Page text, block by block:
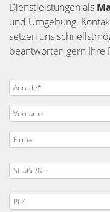
Dienstleistungen als
und Umgebung.
setzen uns
beantworten gern Ihre